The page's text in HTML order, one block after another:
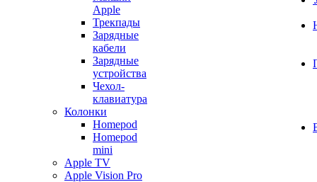
Apple
Трекпады
Зарядные
кабели
Зарядные
устройства
Чехол-
клавиатура
Колонки
Homepod
Homepod
mini
Apple TV
Apple Vision Pro